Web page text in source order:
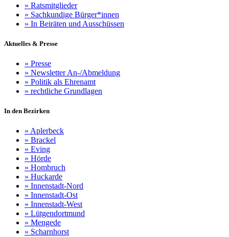
» Ratsmitglieder
» Sachkundige Bürger*innen
» In Beiräten und Ausschüssen
Aktuelles & Presse
» Presse
» Newsletter An-/Abmeldung
» Politik als Ehrenamt
» rechtliche Grundlagen
In den Bezirken
» Aplerbeck
» Brackel
» Eving
» Hörde
» Hombruch
» Huckarde
» Innenstadt-Nord
» Innenstadt-Ost
» Innenstadt-West
» Lütgendortmund
» Mengede
» Scharnhorst